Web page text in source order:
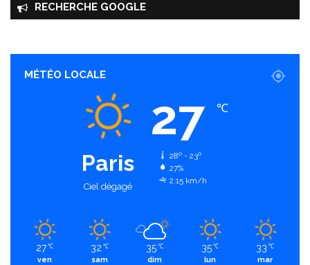
RECHERCHE GOOGLE
MÉTÉO LOCALE
Paris
Ciel dégagé
27 ℃
28º - 23º
27%
2.15 km/h
27 ℃
ven
32 ℃
sam
35 ℃
dim
35 ℃
lun
33 ℃
mar